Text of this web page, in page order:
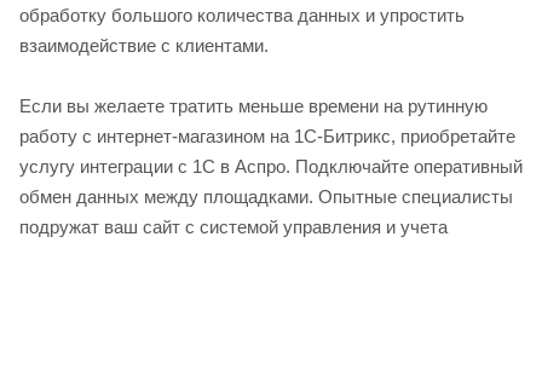
обработку большого количества данных и упростить
взаимодействие с клиентами.
Если вы желаете тратить меньше времени на рутинную
работу с интернет-магазином на 1С-Битрикс, приобретайте
услугу интеграции с 1С в Аспро. Подключайте оперативный
обмен данных между площадками. Опытные специалисты
подружат ваш сайт с системой управления и учета